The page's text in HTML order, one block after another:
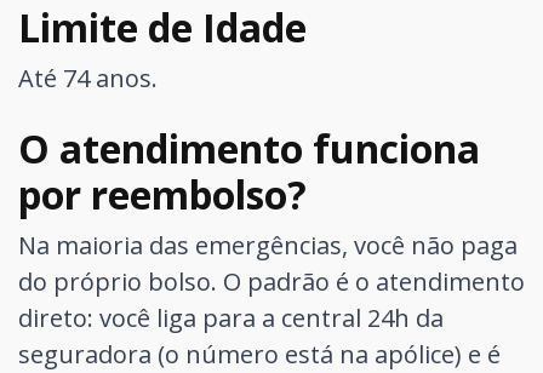
Limite de Idade
Até 74 anos.
O atendimento funciona
por reembolso?
Na maioria das emergências, você não paga
do próprio bolso. O padrão é o atendimento
direto: você liga para a central 24h da
seguradora (o número está na apólice) e é